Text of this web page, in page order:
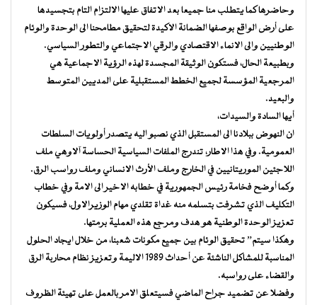
وحاضرها كما يتطلب منا جميعا بعد الاتفاق عليها الالتزام التام بتجسيدها
على أرض الواقع بوصفها الضمانة الاكيدة لتحقيق مطامحنا الى الوحدة والوئام
الوطنيين والى الانماء الاقتصادي والرقي الاجتماعي والتطور السياسي.
وبطبيعة الحال، فستكون الوثيقة المجسدة لهذه الرؤية الاجماعية هي
المرجعية المؤسسة لجميع الخطط المستقبلية على المديين المتوسط
والبعيد.
أيها السادة والسيدات،
ان النهوض ببلادنا الى المستقبل الذي نصبو اليه يتصدر أولويات السلطات
العمومية. وفي هذا الاطار، تندرج الملفات السياسية الحساسة آلاوهي ملف
اللاجئين الموريتانيين في الخارج وملف الأرث الانساني وملف رواسب الرق.
وكما أوضح فخامة رئيس الجمهورية في خطابه الاخير الى الامة وفي خطاب
التكليف الذي تشرفت بتسلمه منه غداة تقلدي مهام الوزيرالاول، فسيكون
تعزيز الوحدة الوطنية هو هدف ومرجع هذه العملية برمتها.
وهكذا سيتم” تحقيق الوئام بين جميع مكونات شعبنا، من خلال ايجاد الحلول
المناسبة للمشاكل الناشئة عن أحداث 1989 الاليمة وتعزيز نظام محاربة الرق
والقضاء على رواسبه.
وفضلا عن تضميد جراح الماضي فسيتعلق الامر بالعمل على تهيئة الظروف